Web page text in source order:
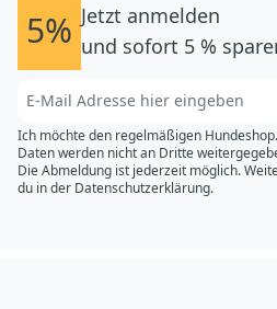
5% Jetzt anmelden
und sofort 5 %
Ich möchte den regelmäßigen
Daten werden nicht an Dritte
Die Abmeldung ist jederzeit möglich.
du in der Datenschutzerklärung.